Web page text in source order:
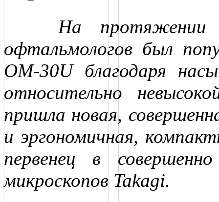
На протяжении
офтальмологов был
OM-30U благодаря
относительно
пришла новая,
и эргономичная,
первенец в
микроскопов Takagi.